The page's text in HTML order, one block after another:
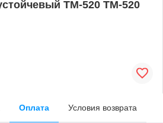
ТМ-520 ТМ-520
Оплата Условия возврата